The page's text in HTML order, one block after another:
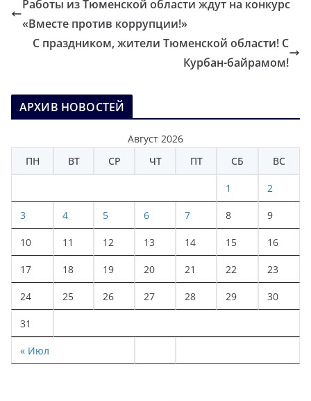
Работы из Тюменской области ждут на конкурс
«Вместе против коррупции!»
С праздником, жители Тюменской области! С
Курбан-байрамом!
АРХИВ НОВОСТЕЙ
Август 2026
ПН
ВТ СР ЧТ ПТ СБ ВС
« Июл
1 2
3 4 5 6 7 8 9
10 11 12 13 14 15 16
17 18 19 20 21 22 23
24 25 26 27 28 29 30
31